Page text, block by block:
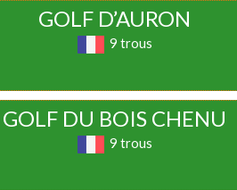
GOLF D’AURON
9 trous
GOLF DU BOIS CHENU
9 trous